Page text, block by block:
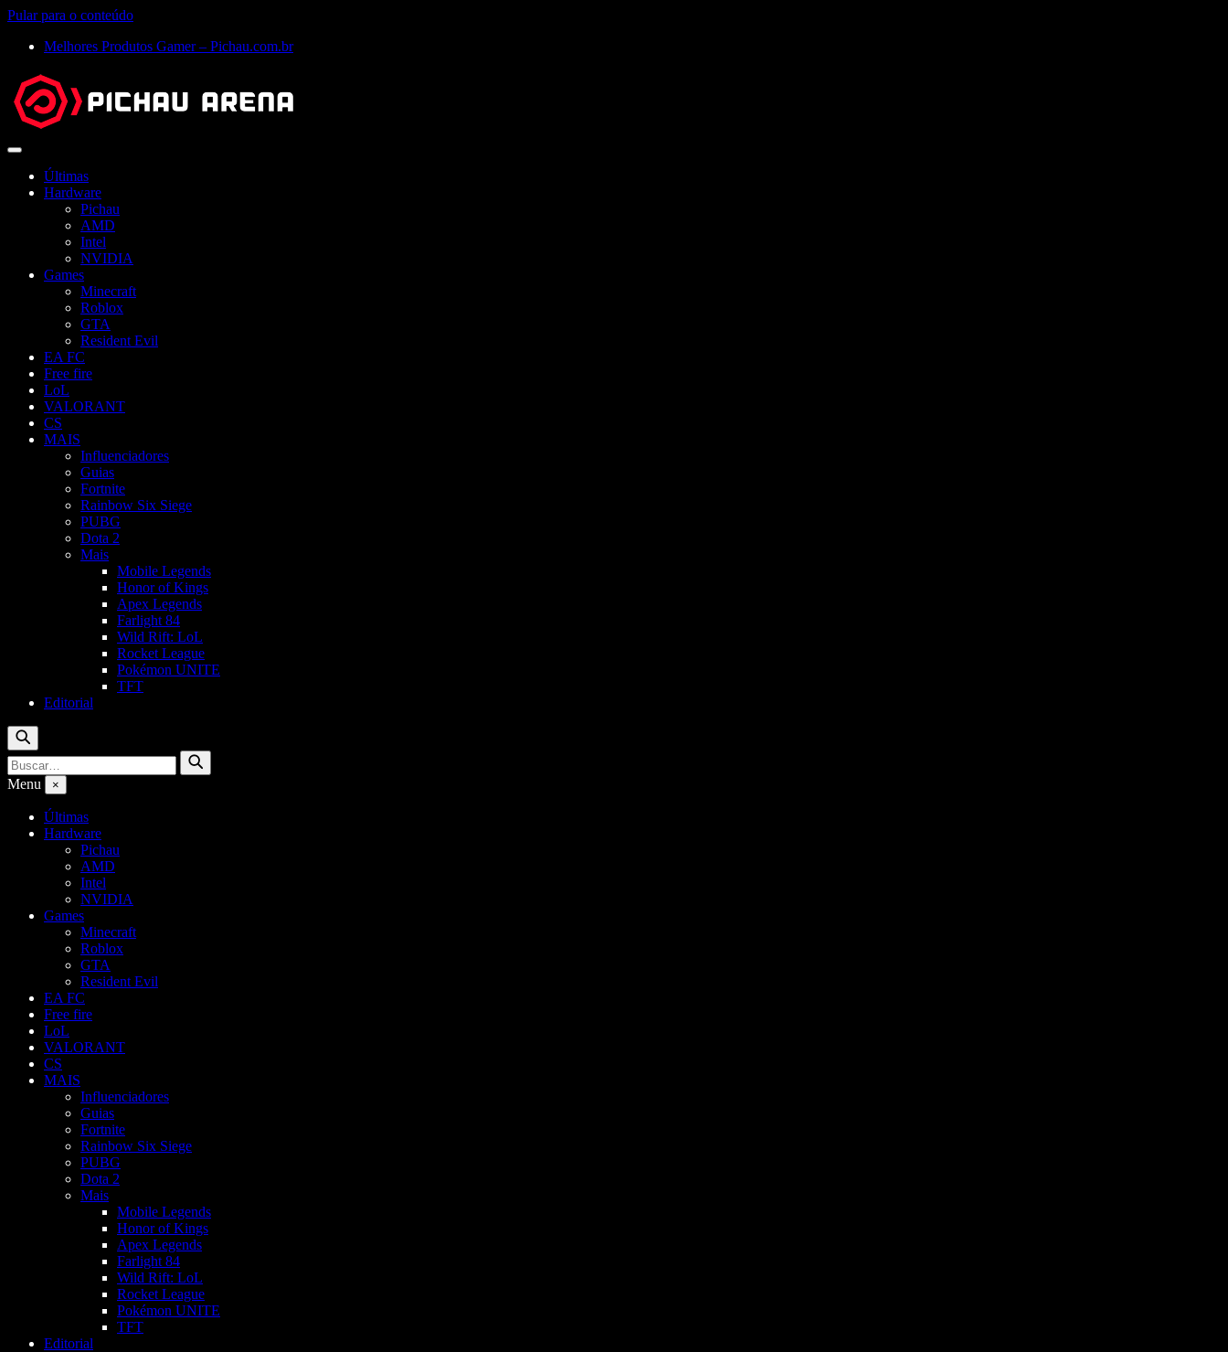
Pular para o conteúdo
Melhores Produtos Gamer – Pichau.com.br
Abrir
Últimas
Hardware
Pichau
AMD
Intel
NVIDIA
Games
Minecraft
Roblox
GTA
Resident Evil
EA FC
Free fire
LoL
VALORANT
CS
MAIS
Influenciadores
Guias
Fortnite
Rainbow Six Siege
PUBG
Dota 2
Mais
Mobile Legends
Honor of Kings
Apex Legends
Farlight 84
Wild Rift: LoL
Rocket League
Pokémon UNITE
TFT
Editorial
Buscar
Buscar
por:
Buscar
Menu ×
Últimas
Hardware
Pichau
AMD
Intel
NVIDIA
Games
Minecraft
Roblox
GTA
Resident Evil
EA FC
Free fire
LoL
VALORANT
CS
MAIS
Influenciadores
Guias
Fortnite
Rainbow Six Siege
PUBG
Dota 2
Mais
Mobile Legends
Honor of Kings
Apex Legends
Farlight 84
Wild Rift: LoL
Rocket League
Pokémon UNITE
TFT
Editorial